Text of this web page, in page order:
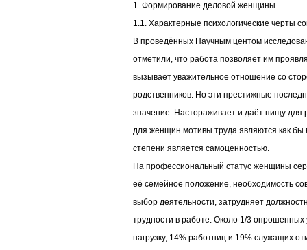
1. Формирование деловой женщины.
1.1. Характерные психологические черты
В проведённых Научным центом
отметили, что работа позволяет им
вызывает уважительное отношение со
родственников. Но эти престижные
значение. Настораживает и даёт пищу для
для женщин мотивы труда являются как
степени является самоценностью.
На профессиональный статус женщины
её семейное положение, необходимость
выбор деятельности, затрудняет
трудности в работе. Около 1/3
нагрузку, 14% работниц и 19% служащих